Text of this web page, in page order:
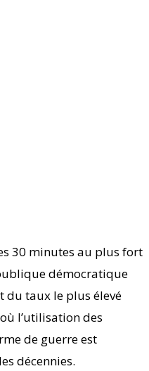
30 minutes au plus fort
démocratique
du taux le plus élevé
l’utilisation des
de guerre est
décennies.